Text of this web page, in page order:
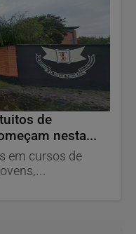
de
nesta...
em cursos de